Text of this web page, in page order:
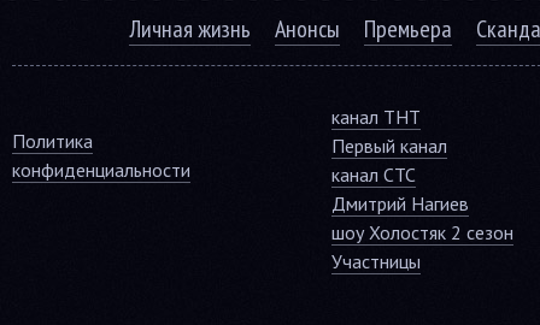
Личная жизнь Анонсы Премьера
Политика
конфиденциальности
канал ТНТ
Первый канал
канал СТС
Дмитрий Нагиев
шоу Холостяк 2 сезон
Участницы